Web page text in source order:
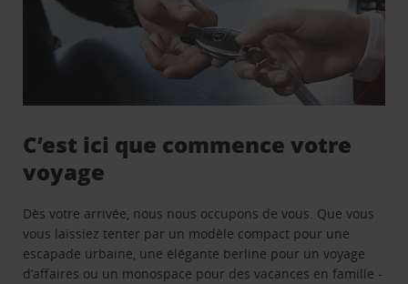
C’est ici que commence votre
voyage
Dès votre arrivée, nous nous occupons de vous. Que vous
vous laissiez tenter par un modèle compact pour une
escapade urbaine, une élégante berline pour un voyage
d’affaires ou un monospace pour des vacances en famille -